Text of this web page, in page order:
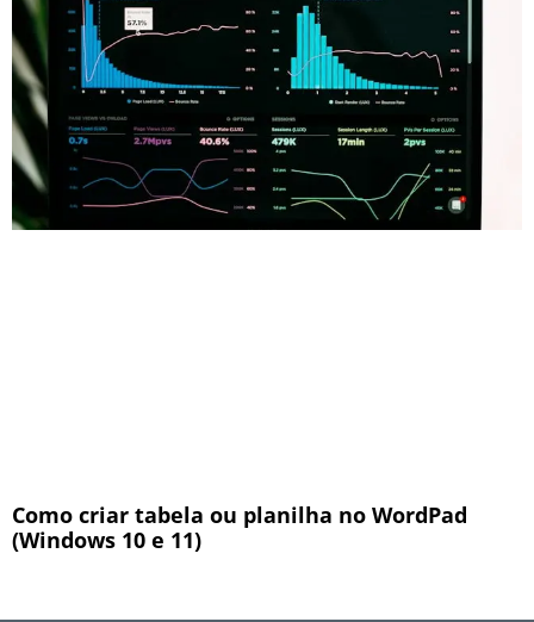
Como criar tabela ou planilha no WordPad
(Windows 10 e 11)